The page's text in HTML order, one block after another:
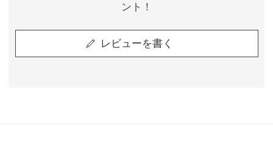
ント！
レビューを書く